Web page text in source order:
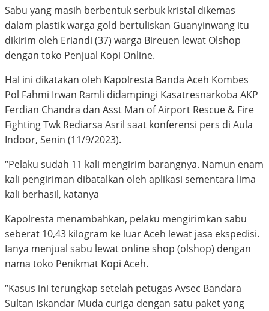
Sabu yang masih berbentuk serbuk kristal dikemas
dalam plastik warga gold bertuliskan Guanyinwang itu
dikirim oleh Eriandi (37) warga Bireuen lewat Olshop
dengan toko Penjual Kopi Online.
Hal ini dikatakan oleh Kapolresta Banda Aceh Kombes
Pol Fahmi Irwan Ramli didampingi Kasatresnarkoba AKP
Ferdian Chandra dan Asst Man of Airport Rescue & Fire
Fighting Twk Rediarsa Asril saat konferensi pers di Aula
Indoor, Senin (11/9/2023).
“Pelaku sudah 11 kali mengirim barangnya. Namun enam
kali pengiriman dibatalkan oleh aplikasi sementara lima
kali berhasil, katanya
Kapolresta menambahkan, pelaku mengirimkan sabu
seberat 10,43 kilogram ke luar Aceh lewat jasa ekspedisi.
Ianya menjual sabu lewat online shop (olshop) dengan
nama toko Penikmat Kopi Aceh.
“Kasus ini terungkap setelah petugas Avsec Bandara
Sultan Iskandar Muda curiga dengan satu paket yang